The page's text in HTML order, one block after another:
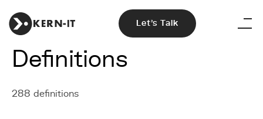
Let's Talk
Definitions
288 definitions